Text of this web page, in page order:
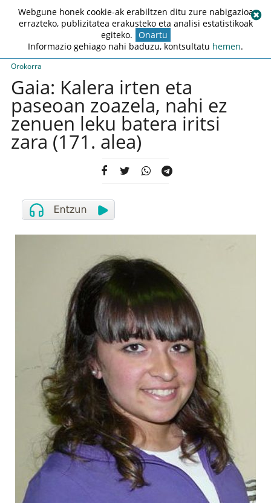
Orokorra
Gaia: Kalera irten eta
paseoan zoazela, nahi ez
zenuen leku batera iritsi
zara (171. alea)
Webgune honek cookie-ak erabiltzen ditu zure nabigazioa
errazteko, publizitatea erakusteko eta analisi estatistikoak
egiteko. Onartu
Informazio gehiago nahi baduzu, kontsultatu hemen.